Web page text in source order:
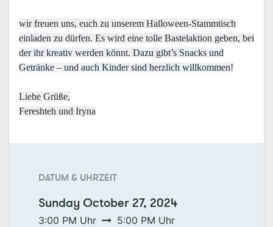
wir freuen uns, euch zu unserem Halloween-Stammtisch
einladen zu dürfen. Es wird eine tolle Bastelaktion geben, bei
der ihr kreativ werden könnt. Dazu gibt’s Snacks und
Getränke – und auch Kinder sind herzlich willkommen!
Liebe Grüße,
Fereshteh und Iryna
DATUM & UHRZEIT
SundayOctober 27, 2024
3:00 PM Uhr 5:00 PM Uhr